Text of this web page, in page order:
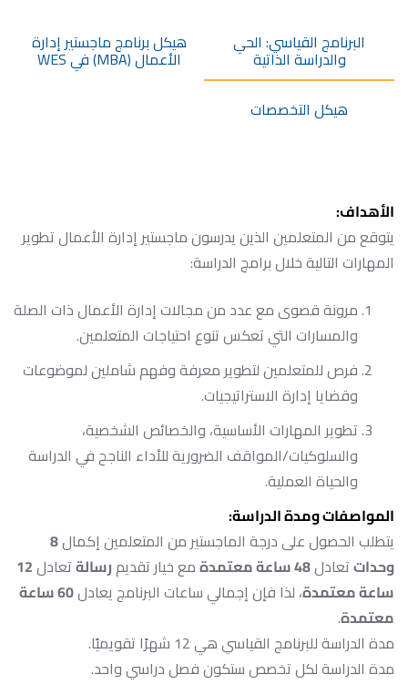
البرنامج القياسي: الحي
والدراسة الذاتية
هيكل برنامج ماجستير إدارة
الأعمال (MBA) في WES
هيكل التخصصات
الأهداف:
يتوقع من المتعلمين الذين يدرسون ماجستير إدارة الأعمال تطوير
المهارات التالية خلال برامج الدراسة:
مرونة قصوى مع عدد من مجالات إدارة الأعمال ذات الصلة
والمسارات التي تعكس تنوع احتياجات المتعلمين.
فرص للمتعلمين لتطوير معرفة وفهم شاملين لموضوعات
وقضايا إدارة الاستراتيجيات.
تطوير المهارات الأساسية، والخصائص الشخصية،
والسلوكيات/المواقف الضرورية للأداء الناجح في الدراسة
والحياة العملية.
المواصفات ومدة الدراسة:
يتطلب الحصول على درجة الماجستير من المتعلمين إكمال8
وحداتتعادل48 ساعة معتمدة مع خيار تقديمرسالةتعادل12
ساعة معتمدة، لذا فإن إجمالي ساعات البرنامج يعادل
60 ساعة
معتمدة.
مدة الدراسة للبرنامج القياسي هي 12 شهرًا تقويميًا.
مدة الدراسة لكل تخصص ستكون فصل دراسي واحد.